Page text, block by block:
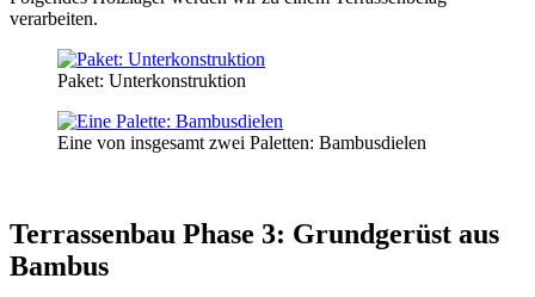
verarbeiten.
Paket: Unterkonstruktion
Eine von insgesamt zwei Paletten: Bambusdielen
Terrassenbau Phase 3: Grundgerüst aus
Bambus